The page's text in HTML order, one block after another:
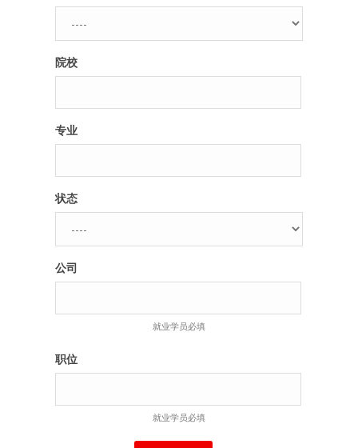
没帐号？注册一个
院校
专业
状态
公司
就业学员必填
职位
就业学员必填